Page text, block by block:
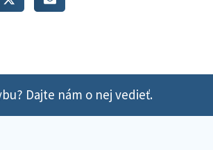
Dajte nám o nej vedieť.